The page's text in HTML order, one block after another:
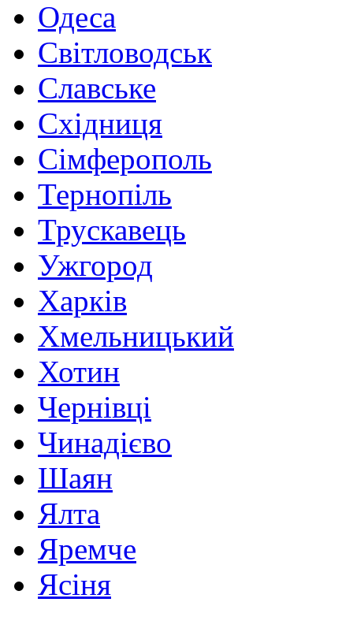
Одеса
Світловодськ
Славське
Східниця
Сімферополь
Тернопіль
Трускавець
Ужгород
Харків
Хмельницький
Хотин
Чернівці
Чинадієво
Шаян
Ялта
Яремче
Ясіня